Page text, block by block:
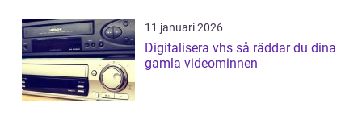
11 januari 2026
Digitalisera vhs så räddar du dina
gamla videominnen